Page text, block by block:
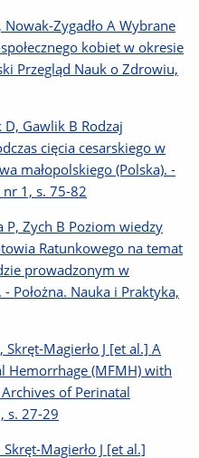
Nowak-Zygadło A Wybrane
kobiet w okresie
Przegląd Nauk o Zdrowiu,
D, Gawlik B Rodzaj
cięcia cesarskiego w
małopolskiego (Polska). -
nr 1, s. 75-82
P, Zych B Poziom wiedzy
Ratunkowego na temat
prowadzonym w
Położna. Nauka i Praktyka,
Skręt-Magierło J [et al.] A
Hemorrhage (MFMH) with
of Perinatal
s. 27-29
Magierło J [et al.]